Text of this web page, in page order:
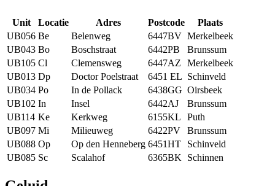
Unit Locatie Adres Postcode
Plaats
UB056 Be Belenweg 6447BV Merkelbeek
UB043 Bo Boschstraat 6442PB
Brunssum
UB105 Cl Clemensweg 6447AZ
Merkelbeek
UB013 Dp Doctor Poelstraat 6451 EL Schinveld
UB034 Po In de Pollack 6438GG Oirsbeek
UB102 In Insel 6442AJ
Brunssum
UB114 Ke Kerkweg 6155KL
Puth
UB097 Mi Milieuweg 6422PV
Brunssum
UB088 Op Op den Henneberg 6451HT
Schinveld
UB085 Sc Scalahof 6365BK Schinnen